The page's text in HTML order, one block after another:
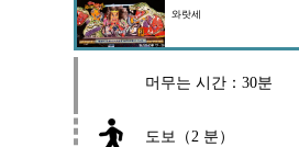
와랏세
머무는 시간：30분
도보（2 분）